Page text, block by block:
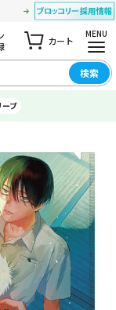
カート
MENU
検索
ーブ